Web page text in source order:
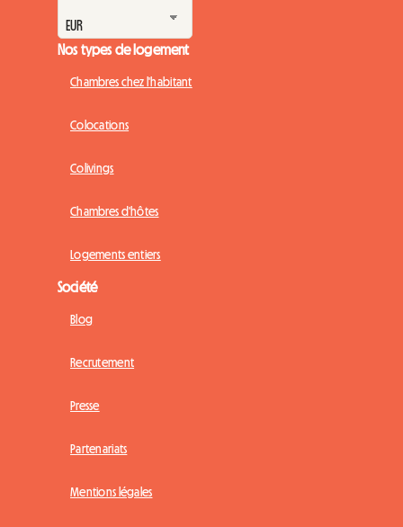
Nos types de logement
Chambres chez l'habitant
Colocations
Colivings
Chambres d'hôtes
Logements entiers
Société
Blog
Recrutement
Presse
Partenariats
Mentions légales